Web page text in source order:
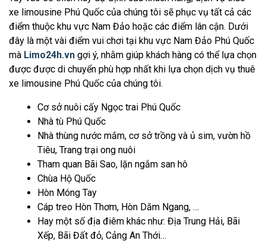
xe limousine Phú Quốc của chúng tôi sẽ phục vụ tất cả các
điểm thuộc khu vực Nam Đảo hoặc các điểm lân cận. Dưới
đây là một vài điểm vui chơi tại khu vực Nam Đảo Phú Quốc
mà Limo24h.vn gợi ý, nhằm giúp khách hàng có thể lựa chọn
được được di chuyển phù hợp nhất khi lựa chọn dịch vụ thuê
xe limousine Phú Quốc của chúng tôi.
Cơ sở nuôi cấy Ngọc trai Phú Quốc
Nhà tù Phú Quốc
Nhà thùng nước mắm, cơ sở trồng và ủ sim, vườn hồ
Tiêu, Trang trại ong nuôi
Tham quan Bãi Sao, lặn ngắm san hô
Chùa Hộ Quốc
Hòn Móng Tay
Cáp treo Hòn Thơm, Hòn Dăm Ngang, …
Hay một số địa điêm khác như: Địa Trung Hải, Bãi
Xếp, Bãi Đất đỏ, Cảng An Thới…